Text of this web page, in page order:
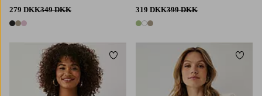
279 DKK349 DKK
3 farver
319 DKK399 DKK
3 farver
Tilføj til favoritter
3XL 4XL